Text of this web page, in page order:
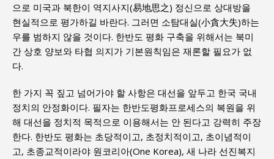
으로 미국과 북한이 역지사지(易地思之) 정신으로 상대방을
현실적으로 평가하길 바란다. 그러면 소탐대실(小貪大失)하는
우를 범하지 않을 것이다. 한반도 평화 구축을 위해서는 북미
간 상호 양보와 타협 의지가 기본원칙임은 재론할 필요가 없
다.
한 가지 꼭 짚고 넘어가야 할 사항은 대선을 앞두고 한국 국내
정치의 안정화이다. 필자는 한반도평화프로세스의 복원을 위
해 대선을 정치적 목적으로 이용해서는 안 된다고 강력히 주장
한다. 한반도 평화는 초당적이고, 초정치적이고, 초이념적이
고, 초종교적이라야 원코리아(One Korea), 새 나라 선진복지